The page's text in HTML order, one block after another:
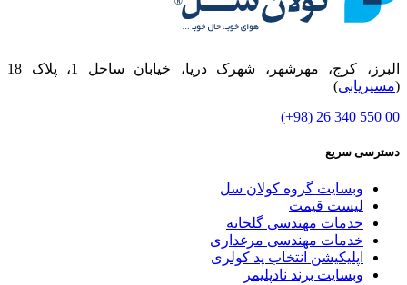
البرز، کرج، مهرشهر، شهرک دریا، خیابان ساحل 1، پلاک 18
(مسیریابی)
00 550 340 26 (98+)
دسترسی سریع
وبسایت گروه کولان سل
لیست قیمت
خدمات مهندسی گلخانه
خدمات مهندسی مرغداری
اپلیکیشن انتخاب پد کولری
وبسایت برند نادپلیمر